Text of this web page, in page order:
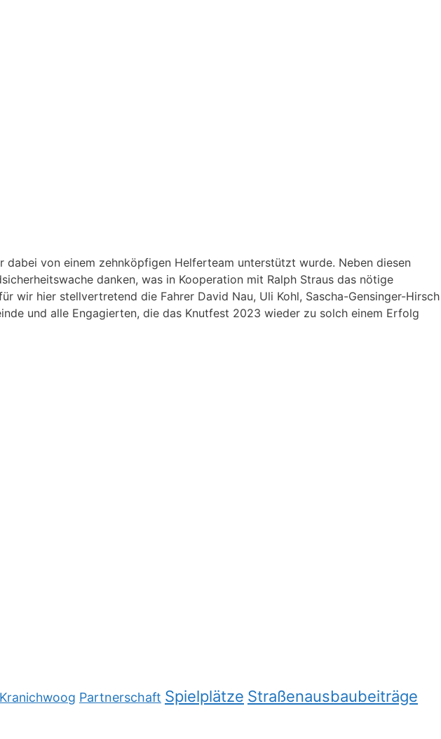
von einem zehnköpfigen Helferteam unterstützt wurde. Neben diesen
danken, was in Kooperation mit Ralph Straus das nötige
wir hier stellvertretend die Fahrer David Nau, Uli Kohl, Sascha-Gensinger-Hirsch
und alle Engagierten, die das Knutfest 2023 wieder zu solch einem Erfolg
Kranichwoog Partnerschaft Spielplätze Straßenausbaubeiträge